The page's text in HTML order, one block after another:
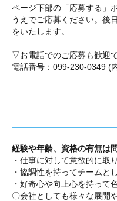
ページ下部の「応募する」
うえでご応募ください。後
をいたします。
▽お電話でのご応募も歓迎
電話番号：099-230-0349 (
経験や年齢、資格の有無は
・仕事に対して意欲的に取
・協調性を持ってチームと
・好奇心や向上心を持って
〇会社としても様々な展開